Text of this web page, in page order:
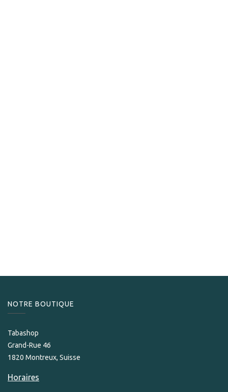
NOTRE BOUTIQUE
Tabashop
Grand-Rue 46
1820 Montreux, Suisse
Horaires